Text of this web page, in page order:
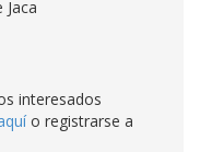
Jaca
interesados
o registrarse a